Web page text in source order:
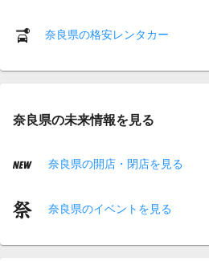
奈良県の格安レンタカー
奈良県の未来情報を見る
奈良県の開店・閉店を見る
奈良県のイベントを見る